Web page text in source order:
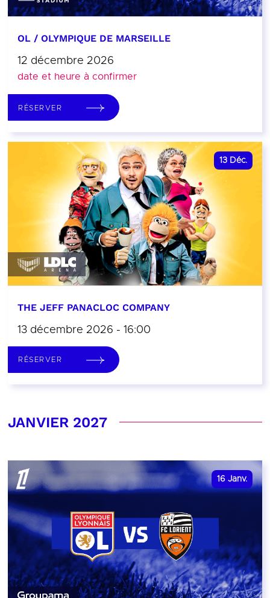
OL / OLYMPIQUE DE MARSEILLE
12 décembre 2026
date et heure à confirmer
RÉSERVER
13 Déc.
THE JEFF PANACLOC COMPANY
13 décembre 2026 - 16:00
RÉSERVER
JANVIER 2027
16 Janv.